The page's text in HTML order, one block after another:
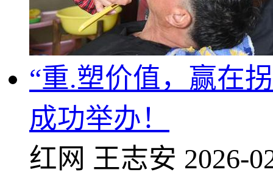
“重.塑价值，赢在
成功举办！
红网 王志安 2026-